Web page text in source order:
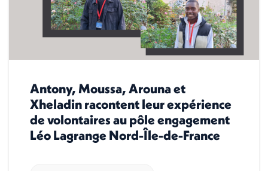
Antony, Moussa, Arouna et
Xheladin racontent leur expérience
de volontaires au pôle engagement
Léo Lagrange Nord-Île-de-France